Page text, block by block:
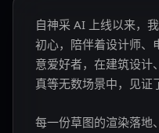
自神采 AI 上线以来，
初心，陪伴着设计师、
意爱好者，在建筑设计
真等无数场景中，见证
每一份草图的渲染落地